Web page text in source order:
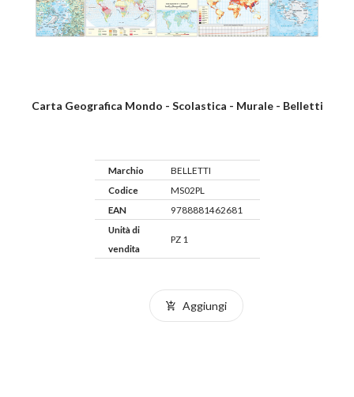
Carta Geografica Mondo - Scolastica - Murale - Belletti
Marchio
BELLETTI
Codice
MS02PL
EAN
9788881462681
Unità di
vendita
PZ 1
Aggiungi